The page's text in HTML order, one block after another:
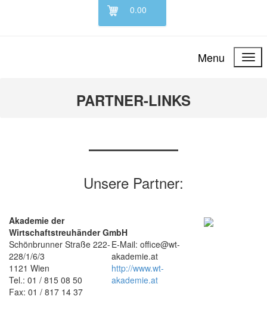
0.00
Menu
PARTNER-LINKS
Unsere Partner:
Akademie der
Wirtschaftstreuhänder GmbH
Schönbrunner Straße 222-
228/1/6/3
1121 Wien
Tel.: 01 / 815 08 50
Fax: 01 / 817 14 37
E-Mail: office@wt-
akademie.at
http://www.wt-
akademie.at